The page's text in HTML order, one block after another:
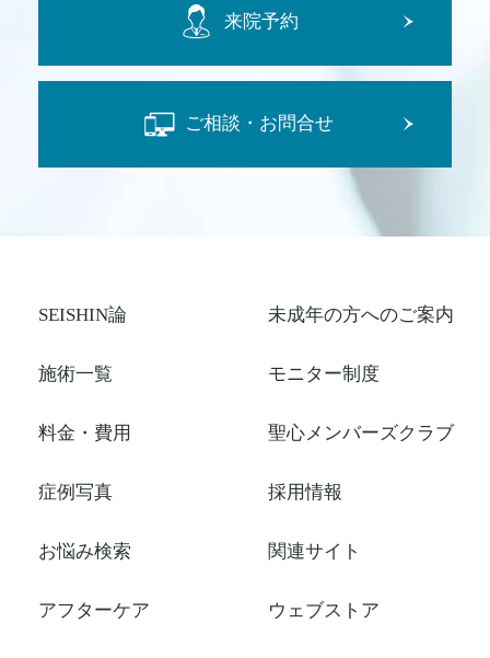
来院予約
ご相談・お問合せ
SEISHIN論
施術一覧
料金・費用
症例写真
お悩み検索
アフターケア
未成年の方へのご案内
モニター制度
聖心メンバーズクラブ
採用情報
関連サイト
ウェブストア